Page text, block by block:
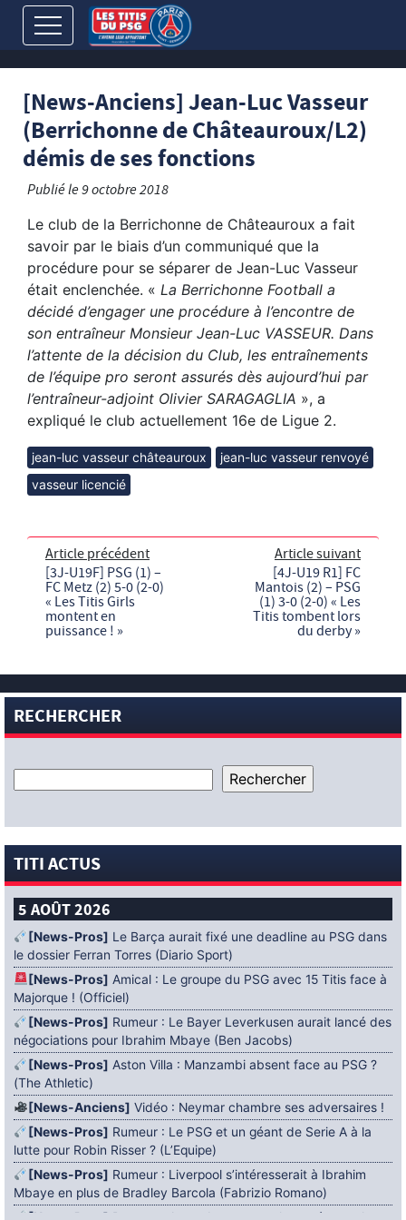
[News-Anciens] Jean-Luc Vasseur
(Berrichonne de Châteauroux/L2)
démis de ses fonctions
Publié le9 octobre 2018
Le club de la Berrichonne de Châteauroux a fait
savoir par le biais d’un communiqué que la
procédure pour se séparer de Jean-Luc Vasseur
était enclenchée. « La Berrichonne Football a
décidé d’engager une procédure à l’encontre de
son entraîneur Monsieur Jean-Luc VASSEUR. Dans
l’attente de la décision du Club, les entraînements
de l’équipe pro seront assurés dès aujourd’hui par
l’entraîneur-adjoint Olivier SARAGAGLIA », a
expliqué le club actuellement 16e de Ligue 2.
jean-luc vasseur châteauroux
jean-luc vasseur renvoyé
vasseur licencié
Article précédent
[3J-U19F] PSG (1) –
FC Metz (2) 5-0 (2-0)
« Les Titis Girls
montent en
puissance ! »
Article suivant
[4J-U19 R1] FC
Mantois (2) – PSG
(1) 3-0 (2-0) « Les
Titis tombent lors
du derby »
RECHERCHER
TITI ACTUS
5 AOÛT 2026
[News-Pros] Le Barça aurait fixé une deadline au PSG dans
le dossier Ferran Torres (Diario Sport)
[News-Pros] Amical : Le groupe du PSG avec 15 Titis face à
Majorque ! (Officiel)
[News-Pros] Rumeur : Le Bayer Leverkusen aurait lancé des
négociations pour Ibrahim Mbaye (Ben Jacobs)
[News-Pros] Aston Villa : Manzambi absent face au PSG ?
(The Athletic)
[News-Anciens] Vidéo : Neymar chambre ses adversaires !
[News-Pros] Rumeur : Le PSG et un géant de Serie A à la
lutte pour Robin Risser ? (L’Equipe)
[News-Pros] Rumeur : Liverpool s’intéresserait à Ibrahim
Mbaye en plus de Bradley Barcola (Fabrizio Romano)